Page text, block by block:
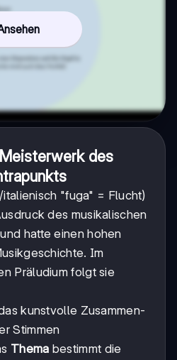
des
"fuga" = Flucht)
des musikalischen
hatte einen hohen
Im
Präludium folgt sie
kunstvolle Zusammen-
Stimmen
Thema bestimmt die